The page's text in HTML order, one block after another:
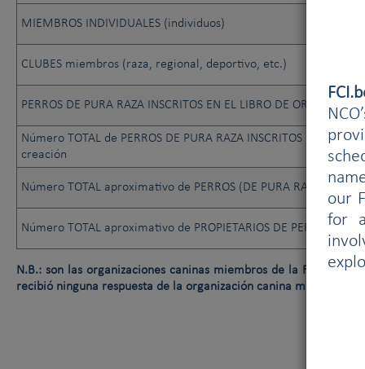
our
for
MIEMBROS INDIVIDUALES (individuos)
CLUBES miembros (raza, regional, deportivo, etc.)
PERROS DE PURA RAZA INSCRITOS EN EL LIBRO DE ORÍGENES.
Número TOTAL de PERROS DE PURA RAZA INSCRITOS EN EL
creación
Número TOTAL aproximativo de PERROS (DE PURA RAZA O NO)
Número TOTAL aproximativo de PROPIETARIOS DE PERROS (DE
N.B.: son las organizaciones caninas miembros de la FCI las
recibió ninguna respuesta de la organización canina miembro de